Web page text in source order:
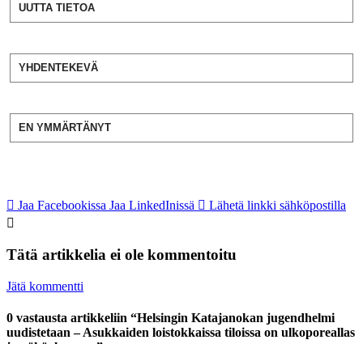
UUTTA TIETOA
YHDENTEKEVÄ
EN YMMÄRTÄNYT
Jaa Facebookissa Jaa LinkedInissä Lähetä linkki sähköpostilla
Tätä artikkelia ei ole kommentoitu
Jätä kommentti
0 vastausta artikkeliin “Helsingin Katajanokan jugendhelmi
uudistetaan – Asukkaiden loistokkaissa tiloissa on ulkoporeallas